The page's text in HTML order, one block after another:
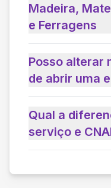
Madeira,
e Ferragens
Posso alterar
de abrir uma
Qual a
serviço e